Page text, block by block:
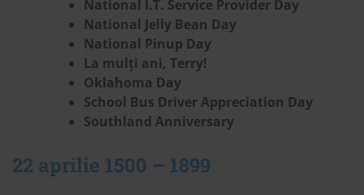
National I.T. Service Provider Day
National Jelly Bean Day
National Pinup Day
La mulți ani, Terry!
Oklahoma Day
School Bus Driver Appreciation Day
Southland Anniversary
22 aprilie 1500 – 1899